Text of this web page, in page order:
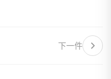
下一件